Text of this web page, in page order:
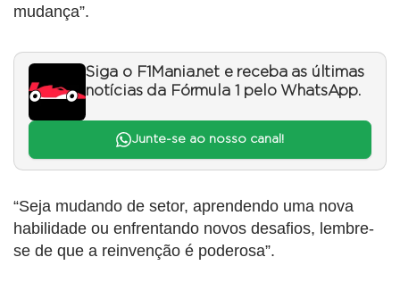
mudança”.
Siga o F1Mania.net e receba as últimas
notícias da Fórmula 1 pelo WhatsApp.
Junte-se ao nosso canal!
“Seja mudando de setor, aprendendo uma nova
habilidade ou enfrentando novos desafios, lembre-
se de que a reinvenção é poderosa”.